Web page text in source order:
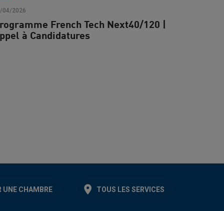
04/2026
French Tech Next40/120 |
à Candidatures
TOUS LES SERVICES
UNE CHAMBRE